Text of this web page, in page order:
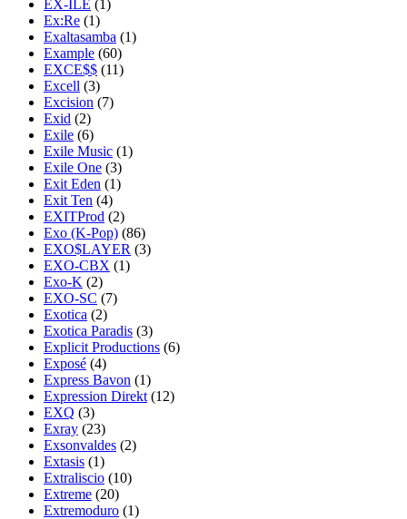
EX-ILE (1)
Ex:Re (1)
Exaltasamba (1)
Example (60)
EXCE$$ (11)
Excell (3)
Excision (7)
Exid (2)
Exile (6)
Exile Music (1)
Exile One (3)
Exit Eden (1)
Exit Ten (4)
EXITProd (2)
Exo (K-Pop) (86)
EXO$LAYER (3)
EXO-CBX (1)
Exo-K (2)
EXO-SC (7)
Exotica (2)
Exotica Paradis (3)
Explicit Productions (6)
Exposé (4)
Express Bavon (1)
Expression Direkt (12)
EXQ (3)
Exray (23)
Exsonvaldes (2)
Extasis (1)
Extraliscio (10)
Extreme (20)
Extremoduro (1)